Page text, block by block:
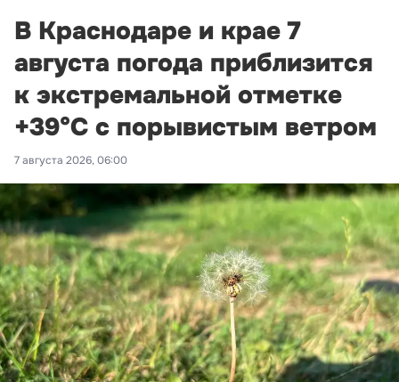
В Краснодаре и крае 7
августа погода приблизится
к экстремальной отметке
+39°С с порывистым ветром
7 августа 2026, 06:00